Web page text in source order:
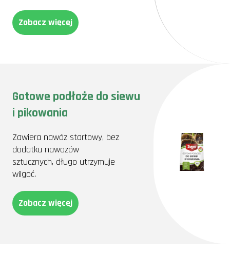
Zobacz więcej
Gotowe podłoże do siewu
i pikowania
Zawiera nawóz startowy, bez
dodatku nawozów
sztucznych, długo utrzymuje
wilgoć.
Zobacz więcej